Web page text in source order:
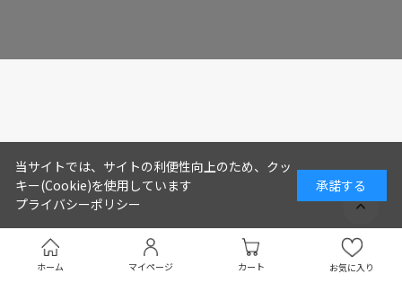
ホーム マイページ カート お気に入り
当サイトでは、サイトの利便性向上のため、クッ
キー(Cookie)を使用しています
プライバシーポリシー
承諾する